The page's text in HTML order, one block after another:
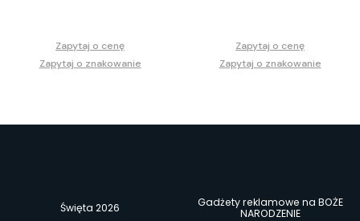
Zapytaj o cenę
Zapytaj o znakowanie
Zapytaj o cenę
Zapytaj o znakowanie
Święta 2026
Gadżety reklamowe na BOŻE
NARODZENIE